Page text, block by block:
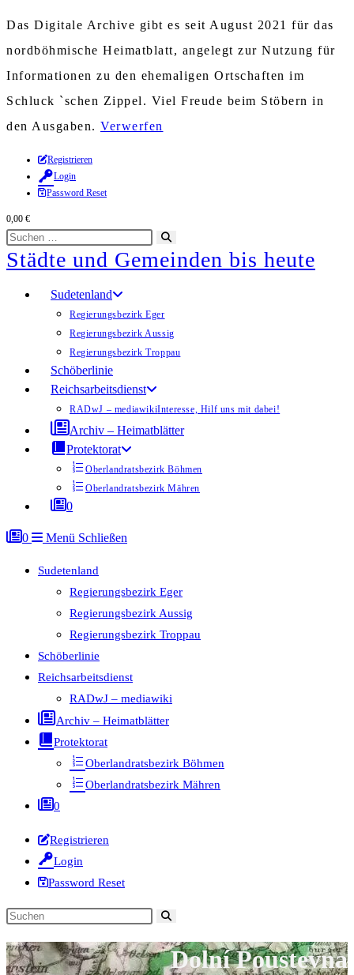
Das Digitale Archive gibt es seit August 2021 für das
nordböhmische Heimatblatt, angelegt zur Nutzung für
Informationen zu den ehemaligen Ortschaften im
Schluck `schen Zippel. Viel Freude beim Stöbern in
den Ausgaben. Verwerfen
Zum
Inhalt
springen
Registrieren
Login
Password Reset
0,00 €
Diese
Website
durchsuchen
starten
Städte und Gemeinden bis heute
Sudetenland
Regierungsbezirk Eger
Regierungsbezirk Aussig
Regierungsbezirk Troppau
Schöberlinie
Reichsarbeitsdienst
RADwJ – mediawikiInteresse, Hilf uns mit dabei!
Archiv – Heimatblätter
Protektorat
Oberlandratsbezirk Böhmen
Oberlandratsbezirk Mähren
0
0 Menü Schließen
Sudetenland
Regierungsbezirk Eger
Regierungsbezirk Aussig
Regierungsbezirk Troppau
Schöberlinie
Reichsarbeitsdienst
RADwJ – mediawiki
Archiv – Heimatblätter
Protektorat
Oberlandratsbezirk Böhmen
Oberlandratsbezirk Mähren
0
Registrieren
Login
Password Reset
Diese
durchsuchen
Dolní Poustevna